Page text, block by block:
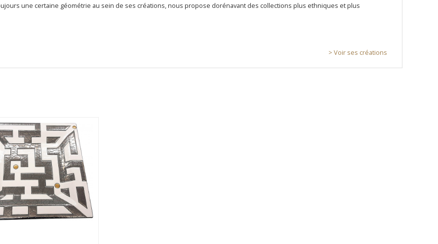
une certaine géométrie au sein de ses créations, nous propose dorénavant des collections plus ethniques et plus
> Voir ses créations